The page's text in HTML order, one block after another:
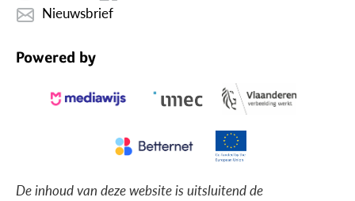
Nieuwsbrief
Powered by
De inhoud van deze website is uitsluitend de